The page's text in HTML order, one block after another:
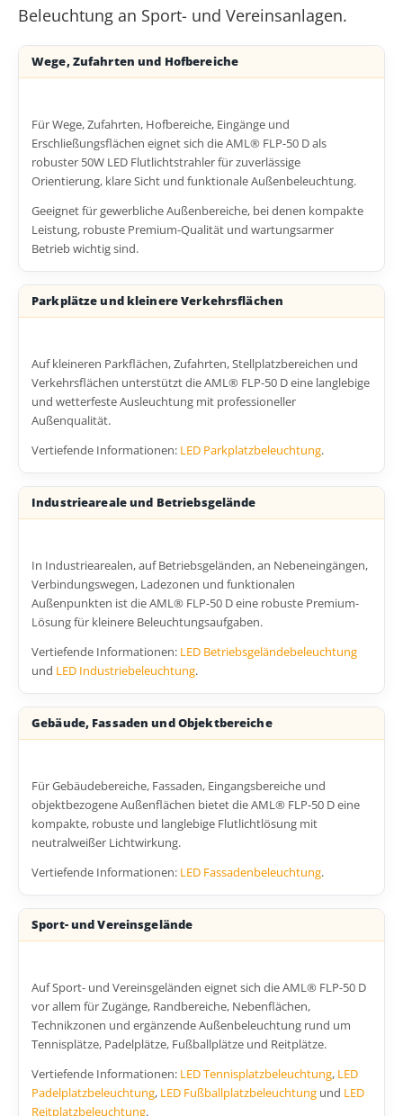
Beleuchtung an Sport- und Vereinsanlagen.
Wege, Zufahrten und Hofbereiche
Für Wege, Zufahrten, Hofbereiche, Eingänge und
Erschließungsflächen eignet sich die AML® FLP-50 D als
robuster 50W LED Flutlichtstrahler für zuverlässige
Orientierung, klare Sicht und funktionale Außenbeleuchtung.
Geeignet für gewerbliche Außenbereiche, bei denen kompakte
Leistung, robuste Premium-Qualität und wartungsarmer
Betrieb wichtig sind.
Parkplätze und kleinere Verkehrsflächen
Auf kleineren Parkflächen, Zufahrten, Stellplatzbereichen und
Verkehrsflächen unterstützt die AML® FLP-50 D eine langlebige
und wetterfeste Ausleuchtung mit professioneller
Außenqualität.
Vertiefende Informationen: LED Parkplatzbeleuchtung.
Industrieareale und Betriebsgelände
In Industriearealen, auf Betriebsgeländen, an Nebeneingängen,
Verbindungswegen, Ladezonen und funktionalen
Außenpunkten ist die AML® FLP-50 D eine robuste Premium-
Lösung für kleinere Beleuchtungsaufgaben.
Vertiefende Informationen: LED Betriebsgeländebeleuchtung
und LED Industriebeleuchtung.
Gebäude, Fassaden und Objektbereiche
Für Gebäudebereiche, Fassaden, Eingangsbereiche und
objektbezogene Außenflächen bietet die AML® FLP-50 D eine
kompakte, robuste und langlebige Flutlichtlösung mit
neutralweißer Lichtwirkung.
Vertiefende Informationen: LED Fassadenbeleuchtung.
Sport- und Vereinsgelände
Auf Sport- und Vereinsgeländen eignet sich die AML® FLP-50 D
vor allem für Zugänge, Randbereiche, Nebenflächen,
Technikzonen und ergänzende Außenbeleuchtung rund um
Tennisplätze, Padelplätze, Fußballplätze und Reitplätze.
Vertiefende Informationen: LED Tennisplatzbeleuchtung, LED
Padelplatzbeleuchtung, LED Fußballplatzbeleuchtung und LED
Reitplatzbeleuchtung.